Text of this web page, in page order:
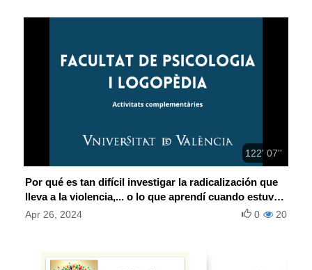
122' 07''
Por qué es tan difícil investigar la radicalización que
lleva a la violencia,... o lo que aprendí cuando estuve
en prisión
Apr 26, 2024 20
0